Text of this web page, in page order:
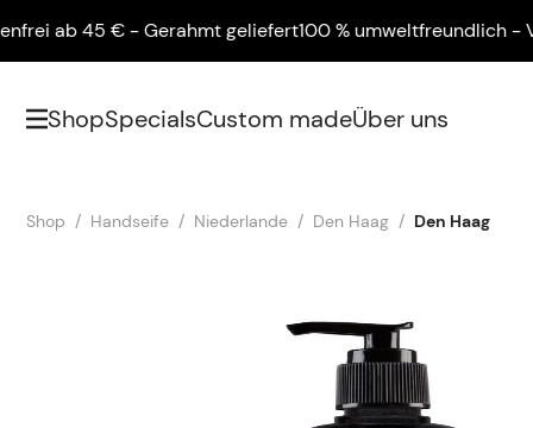
45 € - Gerahmt geliefert100 % umweltfreundlich -
ShopSpecialsCustom madeÜber uns
Shop Handseife Niederlande Den Haag Den Haag